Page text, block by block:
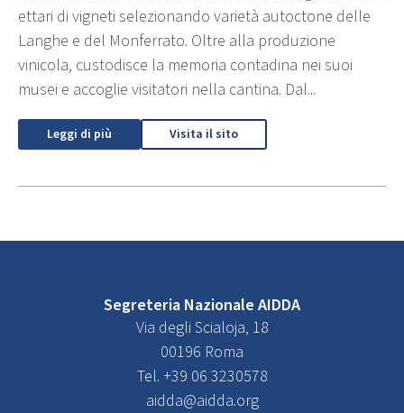
ettari di vigneti selezionando varietà autoctone delle
Langhe e del Monferrato. Oltre alla produzione
vinicola, custodisce la memoria contadina nei suoi
musei e accoglie visitatori nella cantina. Dal...
Leggi di più Visita il sito
Segreteria Nazionale AIDDA
Via degli Scialoja, 18
00196 Roma
Tel. +39 06 3230578
aidda@aidda.org